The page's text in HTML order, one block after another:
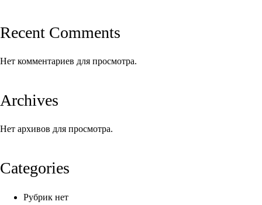
Recent Comments
Нет комментариев для просмотра.
Archives
Нет архивов для просмотра.
Categories
Рубрик нет